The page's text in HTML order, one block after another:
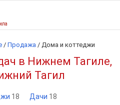
/ Продажа / Дома и коттеджи
в Нижнем Тагиле,
Тагил
18 Дачи 18